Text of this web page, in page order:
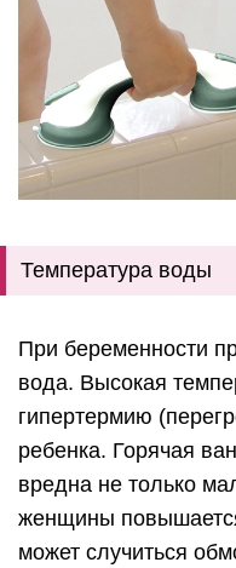
Температура воды
При беременности
вода. Высокая
гипертермию
ребенка. Горячая
вредна не только
женщины
может случиться